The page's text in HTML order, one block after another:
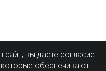
вы даете согласие
обеспечивают